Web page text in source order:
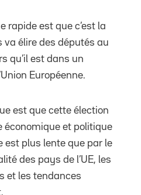
rapide est que c’est la
va élire des députés au
qu’il est dans un
Européenne.
est que cette élection
économique et politique
est plus lente que par le
des pays de l’UE, les
et les tendances